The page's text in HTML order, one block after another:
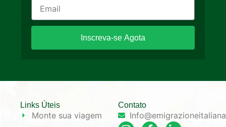
Inscreva-se Agota
Links Úteis
Monte sua viagem
Contato